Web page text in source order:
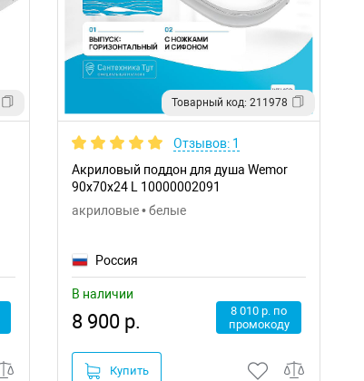
Товарный код: 211978
Отзывов: 1
Акриловый поддон для душа Wemor
90x70x24 L 10000002091
акриловые • белые
Россия
В наличии
8 900 р.
8 010 р. по
промокоду
Купить